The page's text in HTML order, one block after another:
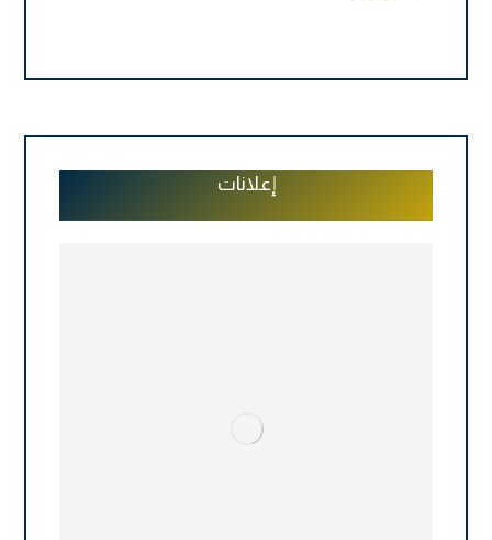
إعلانات